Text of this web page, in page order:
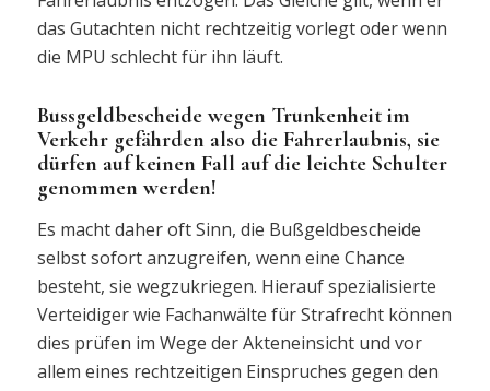
das Gutachten nicht rechtzeitig vorlegt oder wenn
die MPU schlecht für ihn läuft.
Bussgeldbescheide wegen Trunkenheit im
Verkehr gefährden also die Fahrerlaubnis, sie
dürfen auf keinen Fall auf die leichte Schulter
genommen werden!
Es macht daher oft Sinn, die Bußgeldbescheide
selbst sofort anzugreifen, wenn eine Chance
besteht, sie wegzukriegen. Hierauf spezialisierte
Verteidiger wie Fachanwälte für Strafrecht können
dies prüfen im Wege der Akteneinsicht und vor
allem eines rechtzeitigen Einspruches gegen den